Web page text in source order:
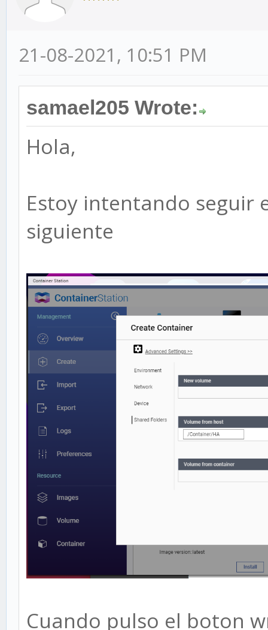
21-08-2021, 10:51 PM
samael205 Wrote:
Hola,
Estoy intentando seguir
siguiente
Cuando pulso el boton